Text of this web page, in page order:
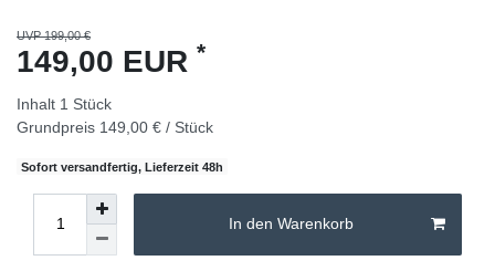
UVP 199,00 €
149,00 EUR *
Inhalt 1 Stück
Grundpreis 149,00 € / Stück
Sofort versandfertig, Lieferzeit 48h
In den Warenkorb